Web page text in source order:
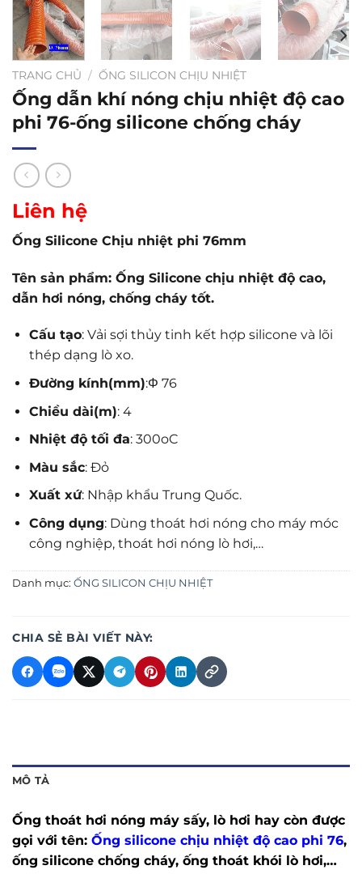
TRANG CHỦ / ỐNG SILICON CHỊU NHIỆT
Ống dẫn khí nóng chịu nhiệt độ cao
phi 76-ống silicone chống cháy
Liên hệ
Ống Silicone Chịu nhiệt phi 76mm
Tên sản phẩm: Ống Silicone chịu nhiệt độ cao,
dẫn hơi nóng, chống cháy tốt.
Cấu tạo: Vải sợi thủy tinh kết hợp silicone và lõi
thép dạng lò xo.
Đường kính(mm):Φ 76
Chiều dài(m): 4
Nhiệt độ tối đa: 300oC
Màu sắc: Đỏ
Xuất xứ: Nhập khẩu Trung Quốc.
Công dụng: Dùng thoát hơi nóng cho máy móc
công nghiệp, thoát hơi nóng lò hơi,…
Danh mục: ỐNG SILICON CHỊU NHIỆT
CHIA SẺ BÀI VIẾT NÀY:
MÔ TẢ
Ống thoát hơi nóng máy sấy, lò hơi hay còn được
gọi với tên: Ống silicone chịu nhiệt độ cao phi 76,
ống silicone chống cháy, ống thoát khói lò hơi,…